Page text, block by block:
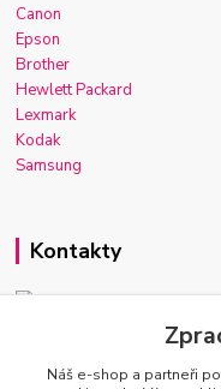
Canon
Epson
Brother
Hewlett Packard
Lexmark
Kodak
Samsung
Kontakty
Josef Macek
+420 603
Náš e-shop a partneři